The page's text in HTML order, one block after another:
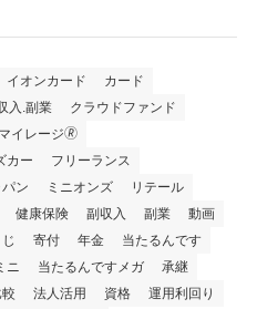
イオンカード
カード
入.副業
クラウドファンド
イレージ🄬
カー
フリーランス
ン
ミニオンズ
リテール
健康保険 副収入 副業
動画
寄付 年金
当たるんです
ニ 当たるんですメガ
承継
法人活用 資格
運用利回り